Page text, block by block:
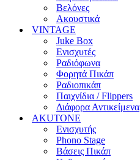
Βελόνες
Ακουστικά
VINTAGE
Juke Box
Ενισχυτές
Ραδιόφωνα
Φορητά Πικάπ
Ραδιοπικάπ
Παιχνίδια / Flippers
Διάφορα Αντικείμενα
AKUTONE
Ενισχυτής
Phono Stage
Βάσεις Πικάπ